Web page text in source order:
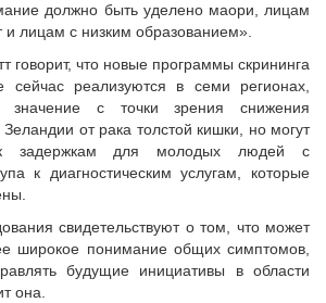
должно быть уделено маори, лицам
и лицам с низким образованием».
говорит, что новые программы скрининга
сейчас реализуются в семи регионах,
с точки зрения снижения
от рака толстой кишки, но могут
задержкам для молодых людей с
к диагностическим услугам, которые
свидетельствуют о том, что может
широкое понимание общих симптомов,
будущие инициативы в области
она.